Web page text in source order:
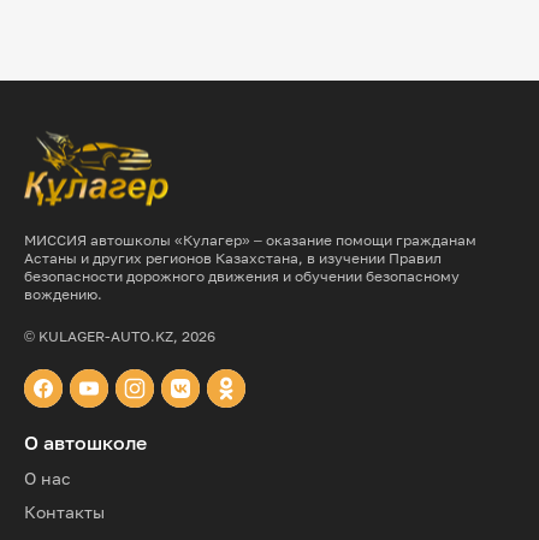
МИССИЯ автошколы «Кулагер» – оказание помощи гражданам
Астаны и других регионов Казахстана, в изучении Правил
безопасности дорожного движения и обучении безопасному
вождению.
© KULAGER-AUTO.KZ, 2026
О автошколе
О нас
Контакты